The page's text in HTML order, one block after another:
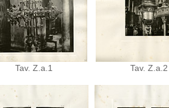
Tav. Z.a.1 Tav. Z.a.2